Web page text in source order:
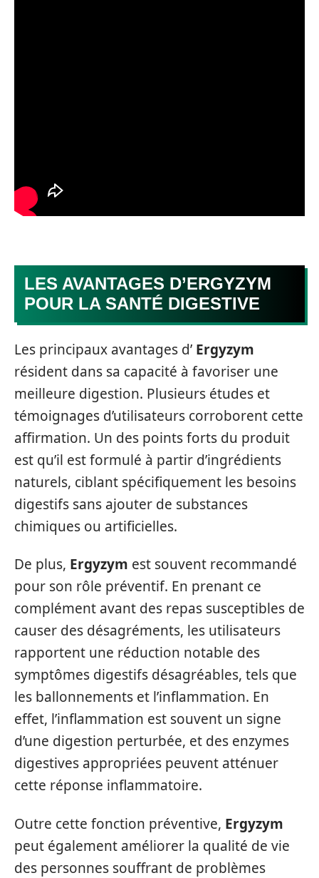
LES AVANTAGES D’ERGYZYM
POUR LA SANTÉ DIGESTIVE
Les principaux avantages d’ Ergyzym
résident dans sa capacité à favoriser une
meilleure digestion. Plusieurs études et
témoignages d’utilisateurs corroborent cette
affirmation. Un des points forts du produit
est qu’il est formulé à partir d’ingrédients
naturels, ciblant spécifiquement les besoins
digestifs sans ajouter de substances
chimiques ou artificielles.
De plus, Ergyzym est souvent recommandé
pour son rôle préventif. En prenant ce
complément avant des repas susceptibles de
causer des désagréments, les utilisateurs
rapportent une réduction notable des
symptômes digestifs désagréables, tels que
les ballonnements et l’inflammation. En
effet, l’inflammation est souvent un signe
d’une digestion perturbée, et des enzymes
digestives appropriées peuvent atténuer
cette réponse inflammatoire.
Outre cette fonction préventive, Ergyzym
peut également améliorer la qualité de vie
des personnes souffrant de problèmes